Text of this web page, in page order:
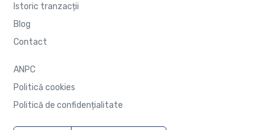
Istoric tranzacții
Blog
Contact
ANPC
Politică cookies
Politică de confidențialitate